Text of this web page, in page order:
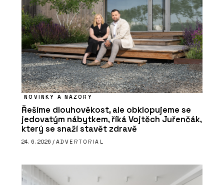
NOVINKY A NÁZORY
Řešíme dlouhověkost, ale obklopujeme se
jedovatým nábytkem, říká Vojtěch Juřenčák,
který se snaží stavět zdravě
24. 6. 2026 / ADVERTORIAL